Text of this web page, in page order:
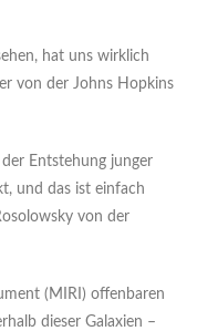
hat uns wirklich
von der Johns Hopkins
Entstehung junger
und das ist einfach
von der
(MIRI) offenbaren
dieser Galaxien –